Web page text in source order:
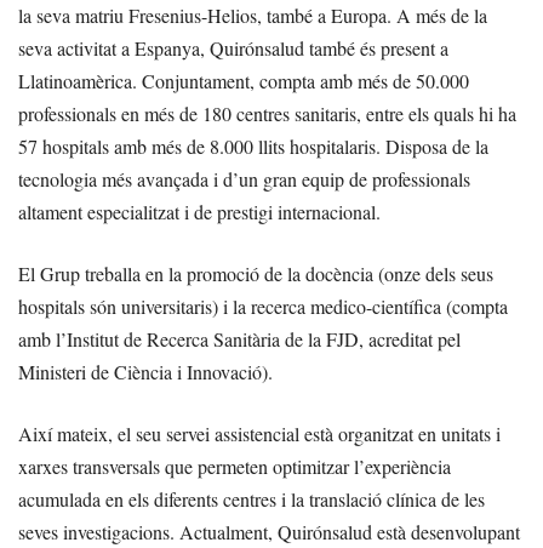
la seva matriu Fresenius-Helios, també a Europa. A més de la
seva activitat a Espanya, Quirónsalud també és present a
Llatinoamèrica. Conjuntament, compta amb més de 50.000
professionals en més de 180 centres sanitaris, entre els quals hi ha
57 hospitals amb més de 8.000 llits hospitalaris. Disposa de la
tecnologia més avançada i d’un gran equip de professionals
altament especialitzat i de prestigi internacional.
El Grup treballa en la promoció de la docència (onze dels seus
hospitals són universitaris) i la recerca medico-científica (compta
amb l’Institut de Recerca Sanitària de la FJD, acreditat pel
Ministeri de Ciència i Innovació).
Així mateix, el seu servei assistencial està organitzat en unitats i
xarxes transversals que permeten optimitzar l’experiència
acumulada en els diferents centres i la translació clínica de les
seves investigacions. Actualment, Quirónsalud està desenvolupant